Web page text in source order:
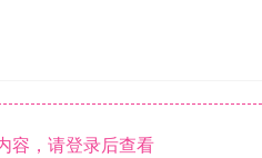
容，请登录后查看